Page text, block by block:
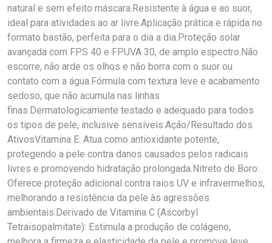
natural e sem efeito máscara.Resistente à água e ao suor,
ideal para atividades ao ar livre.Aplicação prática e rápida no
formato bastão, perfeita para o dia a dia.Proteção solar
avançada com FPS 40 e FPUVA 30, de amplo espectro.Não
escorre, não arde os olhos e não borra com o suor ou
contato com a água.Fórmula com textura leve e acabamento
sedoso, que não acumula nas linhas
finas.Dermatologicamente testado e adequado para todos
os tipos de pele, inclusive sensíveis.Ação/Resultado dos
AtivosVitamina E: Atua como antioxidante potente,
protegendo a pele contra danos causados pelos radicais
livres e promovendo hidratação prolongada.Nitreto de Boro:
Oferece proteção adicional contra raios UV e infravermelhos,
melhorando a resistência da pele às agressões
ambientais.Derivado de Vitamina C (Ascorbyl
Tetraisopalmitate): Estimula a produção de colágeno,